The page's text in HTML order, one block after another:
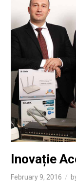
Inovație
February 9, 2016